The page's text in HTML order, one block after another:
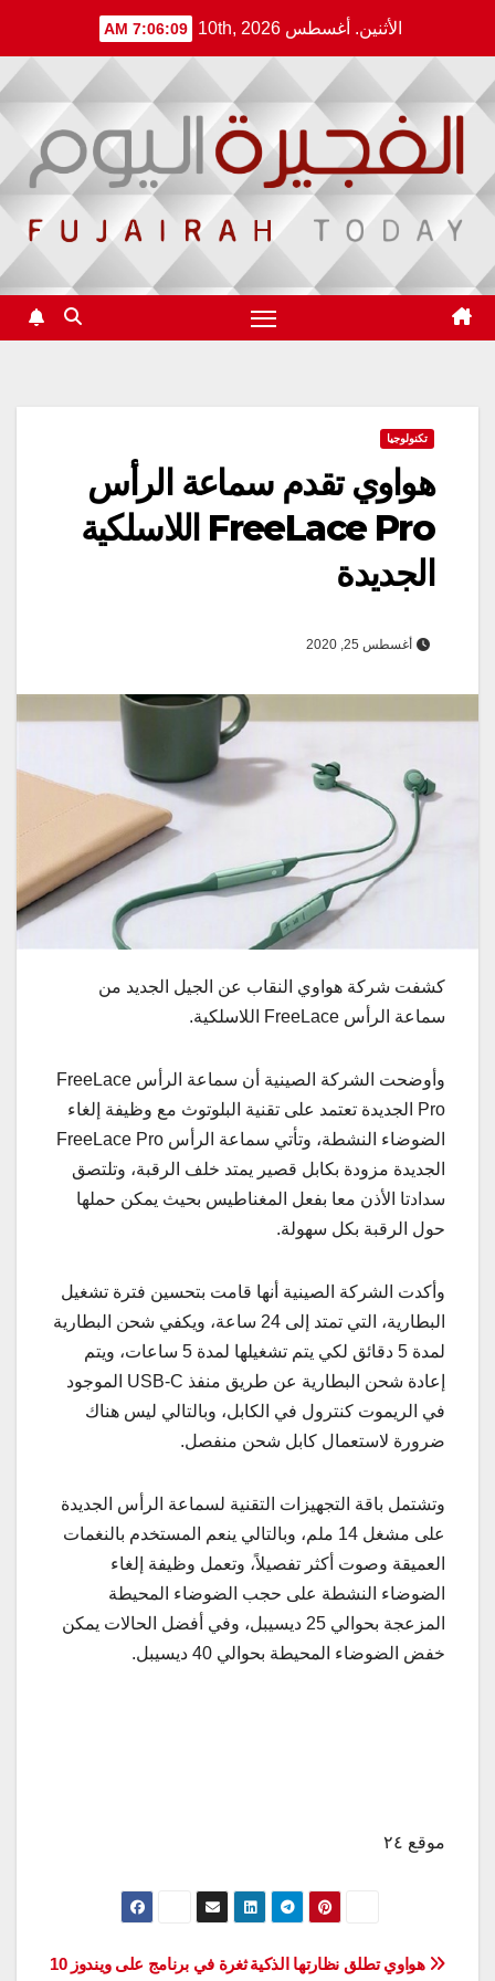
content
الأثنين. أغسطس 10th, 2026 7:06:09 AM
تكنولوجيا
هواوي تقدم سماعة الرأس
FreeLace Pro اللاسلكية
الجديدة
أغسطس 25, 2020
كشفت شركة هواوي النقاب عن الجيل الجديد من
سماعة الرأس FreeLace اللاسلكية.
وأوضحت الشركة الصينية أن سماعة الرأس FreeLace
Pro الجديدة تعتمد على تقنية البلوتوث مع وظيفة إلغاء
الضوضاء النشطة، وتأتي سماعة الرأس FreeLace Pro
الجديدة مزودة بكابل قصير يمتد خلف الرقبة، وتلتصق
سدادتا الأذن معا بفعل المغناطيس بحيث يمكن حملها
حول الرقبة بكل سهولة.
وأكدت الشركة الصينية أنها قامت بتحسين فترة تشغيل
البطارية، التي تمتد إلى 24 ساعة، ويكفي شحن البطارية
لمدة 5 دقائق لكي يتم تشغيلها لمدة 5 ساعات، ويتم
إعادة شحن البطارية عن طريق منفذ USB-C الموجود
في الريموت كنترول في الكابل، وبالتالي ليس هناك
ضرورة لاستعمال كابل شحن منفصل.
وتشتمل باقة التجهيزات التقنية لسماعة الرأس الجديدة
على مشغل 14 ملم، وبالتالي ينعم المستخدم بالنغمات
العميقة وصوت أكثر تفصيلاً، وتعمل وظيفة إلغاء
الضوضاء النشطة على حجب الضوضاء المحيطة
المزعجة بحوالي 25 ديسيبل، وفي أفضل الحالات يمكن
خفض الضوضاء المحيطة بحوالي 40 ديسيبل.
موقع ٢٤
تصفّح
ثغرة في برنامج على ويندوز 10
هواوي تطلق نظارتها الذكية